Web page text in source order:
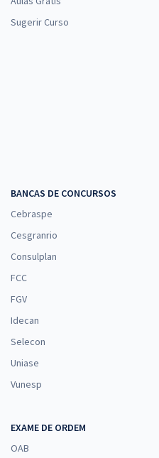
Sugerir Curso
BANCAS DE CONCURSOS
Cebraspe
Cesgranrio
Consulplan
FCC
FGV
Idecan
Selecon
Uniase
Vunesp
EXAME DE ORDEM
OAB